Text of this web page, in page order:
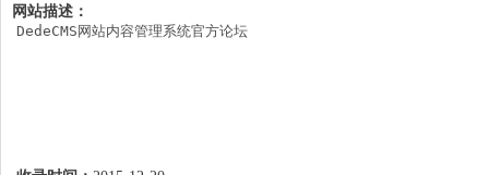
网站描述：
DedeCMS网站内容管理系统官方论坛